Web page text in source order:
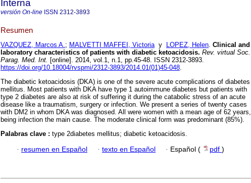
Interna
versión On-line ISSN 2312-3893
Resumen
VAZQUEZ, Marcos A.; MALVETTI MAFFEI, Victoriay LOPEZ, Helen. Clinical and
laboratory characteristics of patients with diabetic ketoacidosis. Rev. virtual Soc.
Parag. Med. Int. [online]. 2014, vol.1, n.1, pp.45-48. ISSN 2312-3893.
https://doi.org/10.18004/rvspmi/2312-3893/2014.01(01)45-048.
The diabetic ketoacidosis (DKA) is one of the severe acute complications of diabetes
mellitus. Most patients with DKA have type 1 autoimmune diabetes but patients with
type 2 diabetes are also at risk of suffering it during the catabolic stress of an acute
disease like a traumatism, surgery or infection. We present a series of twenty cases
with DM2 in whom DKA was diagnosed. All were women with a mean age of 62 years,
being infection the main cause. The moderate clinical form was predominant (85%).
Palabras clave : type 2diabetes mellitus; diabetic ketoacidosis.
· resumen en Español · texto en Español · Español ( pdf )